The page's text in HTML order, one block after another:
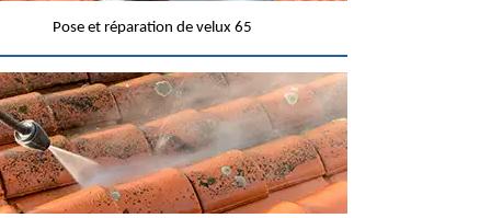
Pose et réparation de velux 65